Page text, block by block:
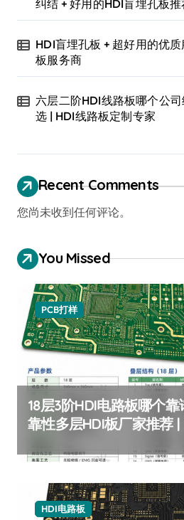
纠结 + 好用的HDI盲埋孔板推
HDI盲埋孔板 + 超好用的优
板服务商
六层二阶HDI线路板哪个公
选 | HDI线路板定制专家
Recent Comments
您尚未收到任何评论。
You Missed
PCB打样
18层3阶HDI电路板哪个靠
靠性多层HDI板厂家推荐 |
HDI电路板